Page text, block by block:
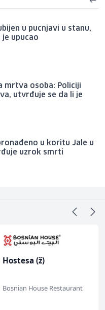
u pucnjavi u stanu,
upucao
mrtva osoba: Policiji
utvrđuje se da li je
u koritu Jale u
uzrok smrti
Hostesa (ž)
Bosnian House Restaurant